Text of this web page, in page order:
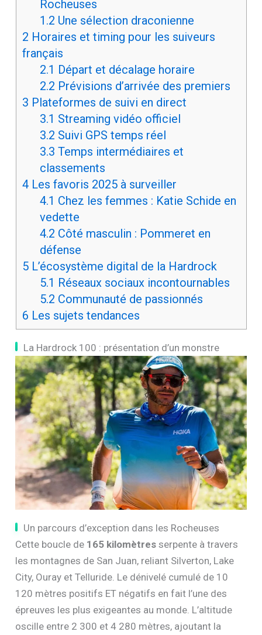
Rocheuses
1.2 Une sélection draconienne
2 Horaires et timing pour les suiveurs
français
2.1 Départ et décalage horaire
2.2 Prévisions d’arrivée des premiers
3 Plateformes de suivi en direct
3.1 Streaming vidéo officiel
3.2 Suivi GPS temps réel
3.3 Temps intermédiaires et
classements
4Les favoris 2025 à surveiller
4.1 Chez les femmes : Katie Schide en
vedette
4.2 Côté masculin : Pommeret en
défense
5L’écosystème digital de la Hardrock
5.1 Réseaux sociaux incontournables
5.2 Communauté de passionnés
6 Les sujets tendances
La Hardrock 100 : présentation d’un monstre
Un parcours d’exception dans les Rocheuses
Cette boucle de 165 kilomètres serpente à travers
les montagnes de San Juan, reliant Silverton, Lake
City, Ouray et Telluride. Le dénivelé cumulé de 10
120 mètres positifs ET négatifs en fait l’une des
épreuves les plus exigeantes au monde. L’altitude
oscille entre 2 300 et 4 280 mètres, ajoutant la